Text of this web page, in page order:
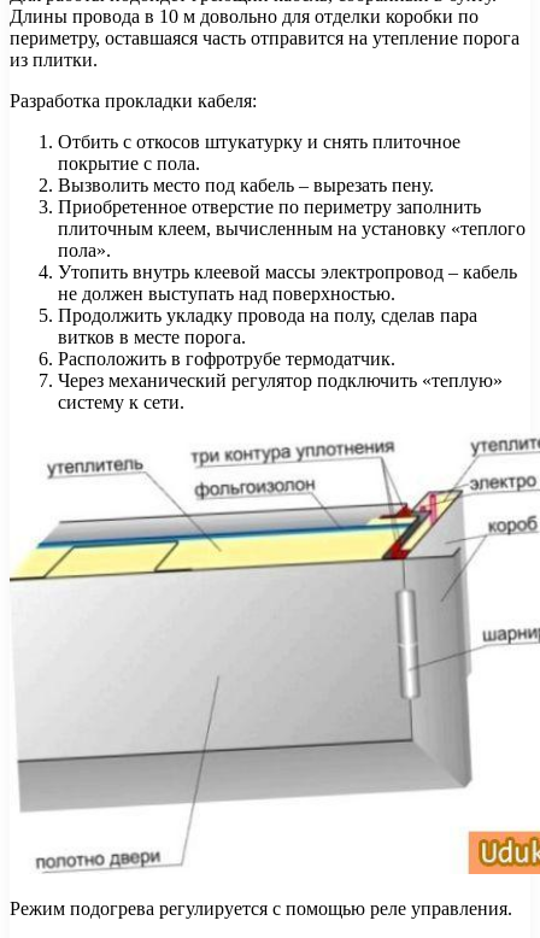
Длины провода в 10 м довольно для отделки коробки по
периметру, оставшаяся часть отправится на утепление порога
из плитки.
Разработка прокладки кабеля:
Отбить с откосов штукатурку и снять плиточное
покрытие с пола.
Вызволить место под кабель – вырезать пену.
Приобретенное отверстие по периметру заполнить
плиточным клеем, вычисленным на установку «теплого
пола».
Утопить внутрь клеевой массы электропровод – кабель
не должен выступать над поверхностью.
Продолжить укладку провода на полу, сделав пара
витков в месте порога.
Расположить в гофротрубе термодатчик.
Через механический регулятор подключить «теплую»
систему к сети.
Режим подогрева регулируется с помощью реле управления.